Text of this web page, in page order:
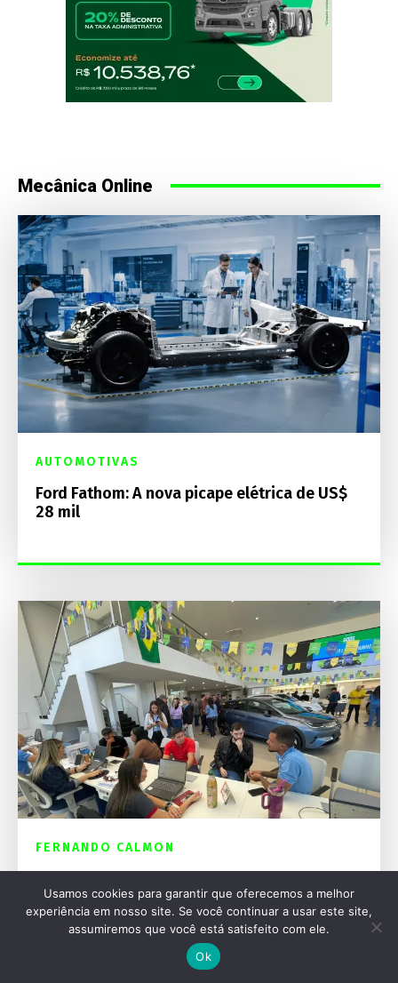
Mecânica Online
AUTOMOTIVAS
Ford Fathom: A nova picape elétrica de US$
28 mil
FERNANDO CALMON
acomodar
Usamos cookies para garantir que oferecemos a melhor
experiência em nosso site. Se você continuar a usar este site,
assumiremos que você está satisfeito com ele.
Ok